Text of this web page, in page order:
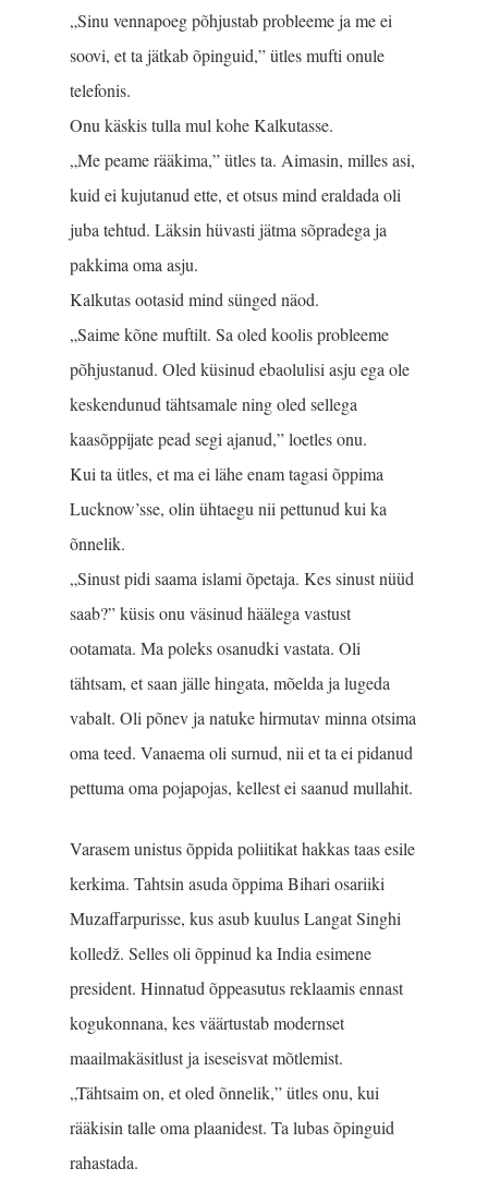
„Sinu vennapoeg põhjustab probleeme ja me ei
soovi, et ta jätkab õpinguid,” ütles mufti onule
telefonis.
Onu käskis tulla mul kohe Kalkutasse.
„Me peame rääkima,” ütles ta. Aimasin, milles asi,
kuid ei kujutanud ette, et otsus mind eraldada oli
juba tehtud. Läksin hüvasti jätma sõpradega ja
pakkima oma asju.
Kalkutas ootasid mind sünged näod.
„Saime kõne muftilt. Sa oled koolis probleeme
põhjustanud. Oled küsinud ebaolulisi asju ega ole
keskendunud tähtsamale ning oled sellega
kaasõppijate pead segi ajanud,” loetles onu.
Kui ta ütles, et ma ei lähe enam tagasi õppima
Lucknow’sse, olin ühtaegu nii pettunud kui ka
õnnelik.
„Sinust pidi saama islami õpetaja. Kes sinust nüüd
saab?” küsis onu väsinud häälega vastust
ootamata. Ma poleks osanudki vastata. Oli
tähtsam, et saan jälle hingata, mõelda ja lugeda
vabalt. Oli põnev ja natuke hirmutav minna otsima
oma teed. Vanaema oli surnud, nii et ta ei pidanud
pettuma oma pojapojas, kellest ei saanud mullahit.
Varasem unistus õppida poliitikat hakkas taas esile
kerkima. Tahtsin asuda õppima Bihari osariiki
Muzaffarpurisse, kus asub kuulus Langat Singhi
kolledž. Selles oli õppinud ka India esimene
president. Hinnatud õppeasutus reklaamis ennast
kogukonnana, kes väärtustab modernset
maailmakäsitlust ja iseseisvat mõtlemist.
„Tähtsaim on, et oled õnnelik,” ütles onu, kui
rääkisin talle oma plaanidest. Ta lubas õpinguid
rahastada.